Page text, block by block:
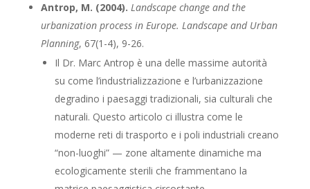
Antrop, M. (2004). Landscape change and the
urbanization process in Europe. Landscape and Urban
Planning, 67(1-4), 9-26.
Il Dr. Marc Antrop è una delle massime autorità
su come l’industrializzazione e l’urbanizzazione
degradino i paesaggi tradizionali, sia culturali che
naturali. Questo articolo ci illustra come le
moderne reti di trasporto e i poli industriali creano
“non-luoghi” — zone altamente dinamiche ma
ecologicamente sterili che frammentano la